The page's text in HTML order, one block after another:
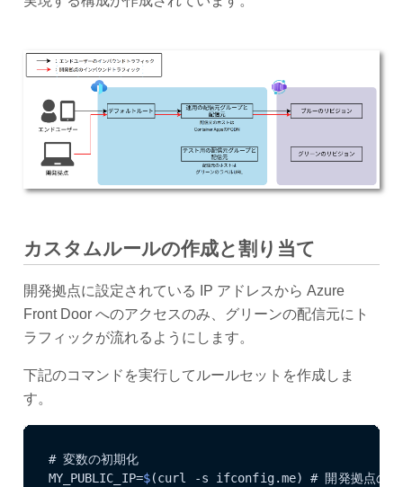
カスタムルールの作成と割り当て
開発拠点に設定されている IP アドレスから Azure
Front Door へのアクセスのみ、グリーンの配信元にト
ラフィックが流れるようにします。
下記のコマンドを実行してルールセットを作成しま
す。
# 変数の初期化
MY_PUBLIC_IP=$(curl -s ifconfig.me) # 開発拠点のIP